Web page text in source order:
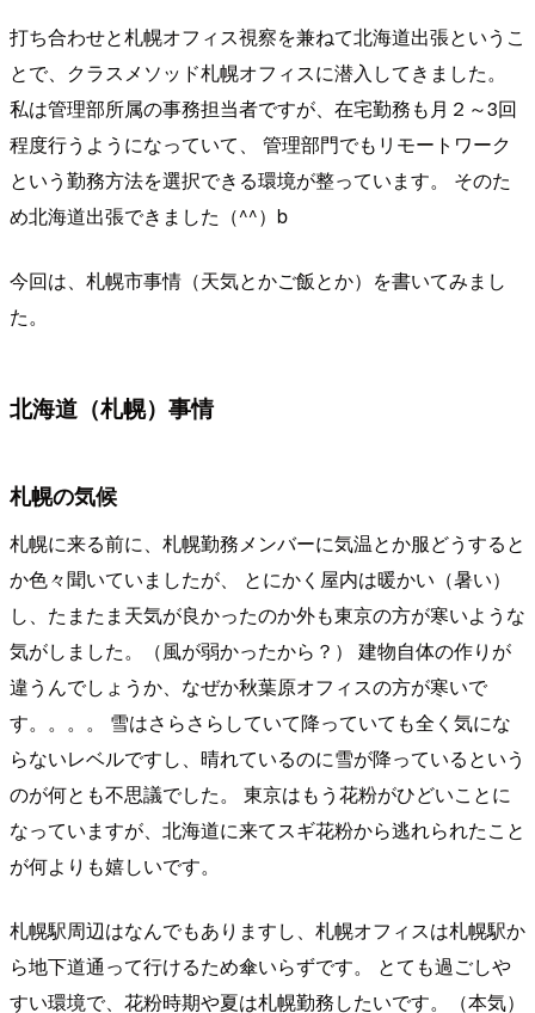
打ち合わせと札幌オフィス視察を兼ねて北海道出張というこ
とで、クラスメソッド札幌オフィスに潜入してきました。
私は管理部所属の事務担当者ですが、在宅勤務も月２～3回
程度行うようになっていて、 管理部門でもリモートワーク
という勤務方法を選択できる環境が整っています。 そのた
め北海道出張できました（^^）b
今回は、札幌市事情（天気とかご飯とか）を書いてみまし
た。
北海道（札幌）事情
札幌の気候
札幌に来る前に、札幌勤務メンバーに気温とか服どうすると
か色々聞いていましたが、 とにかく屋内は暖かい（暑い）
し、たまたま天気が良かったのか外も東京の方が寒いような
気がしました。（風が弱かったから？） 建物自体の作りが
違うんでしょうか、なぜか秋葉原オフィスの方が寒いで
す。。。。 雪はさらさらしていて降っていても全く気にな
らないレベルですし、晴れているのに雪が降っているという
のが何とも不思議でした。 東京はもう花粉がひどいことに
なっていますが、北海道に来てスギ花粉から逃れられたこと
が何よりも嬉しいです。
札幌駅周辺はなんでもありますし、札幌オフィスは札幌駅か
ら地下道通って行けるため傘いらずです。 とても過ごしや
すい環境で、花粉時期や夏は札幌勤務したいです。（本気）